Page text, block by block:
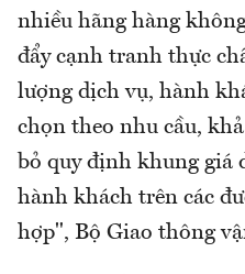
nhiều hãng hàng
đẩy cạnh tranh thực
lượng dịch vụ, hành
chọn theo nhu cầu,
bỏ quy định khung giá
hành khách trên các
hợp", Bộ Giao thông